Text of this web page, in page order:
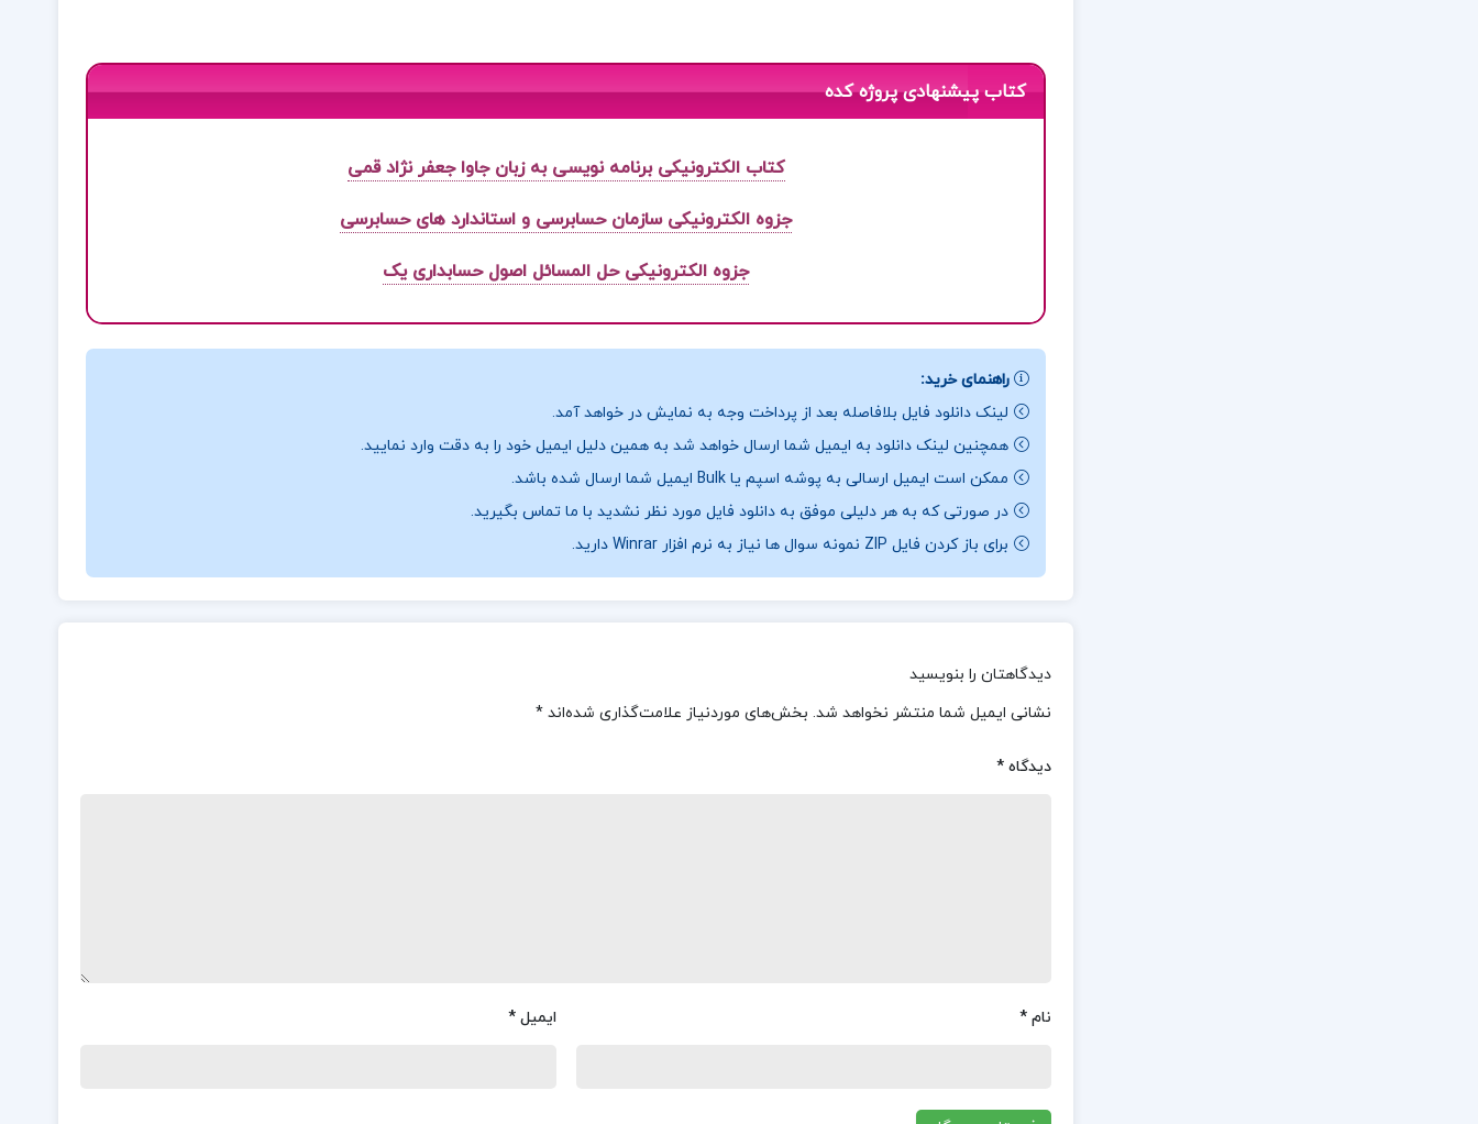
کتاب پیشنهادی پروژه کده
کتاب الکترونیکی برنامه نویسی به زبان جاوا جعفر نژاد قمی
جزوه الکترونیکی سازمان حسابرسی و استاندارد های حسابرسی
جزوه الکترونیکی حل المسائل اصول حسابداری یک
راهنمای خرید:
لینک دانلود فایل بلافاصله بعد از پرداخت وجه به نمایش در خواهد آمد.
همچنین لینک دانلود به ایمیل شما ارسال خواهد شد به همین دلیل ایمیل خود را به دقت وارد نمایید.
ممکن است ایمیل ارسالی به پوشه اسپم یا Bulk ایمیل شما ارسال شده باشد.
در صورتی که به هر دلیلی موفق به دانلود فایل مورد نظر نشدید با ما تماس بگیرید.
برای باز کردن فایل ZIP نمونه سوال ها نیاز به نرم افزار Winrar دارید.
دیدگاهتان را بنویسید
نشانی ایمیل شما منتشر نخواهد شد. بخش‌های موردنیاز علامت‌گذاری شده‌اند *
دیدگاه *
نام * ایمیل *